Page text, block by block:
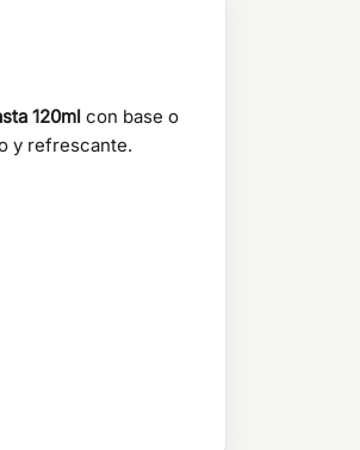
120ml con base o
y refrescante.